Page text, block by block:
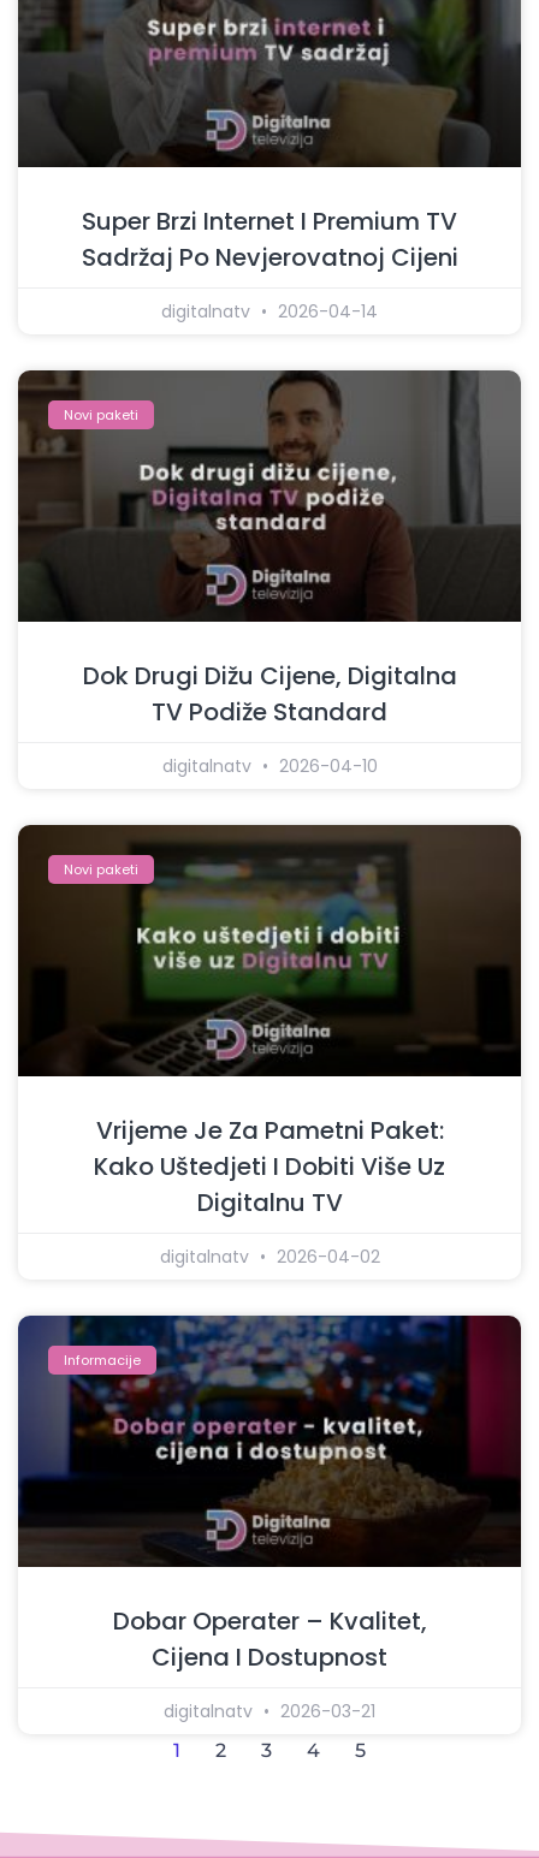
Super Brzi Internet I Premium TV
Sadržaj Po Nevjerovatnoj Cijeni
digitalnatv 2026-04-14
Novi paketi
Dok Drugi Dižu Cijene, Digitalna
TV Podiže Standard
digitalnatv 2026-04-10
Novi paketi
Vrijeme Je Za Pametni Paket:
Kako Uštedjeti I Dobiti Više Uz
Digitalnu TV
digitalnatv 2026-04-02
Informacije
Dobar Operater – Kvalitet,
Cijena I Dostupnost
digitalnatv 2026-03-21
1 2 3 4 5